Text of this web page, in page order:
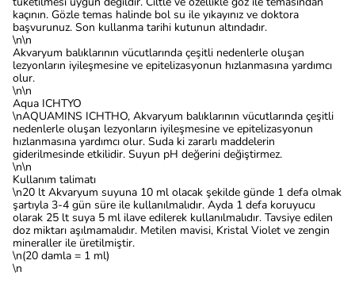
kaçının. Gözle temas halinde bol su ile yıkayınız ve doktora
başvurunuz. Son kullanma tarihi kutunun altındadır.
\n\n
Akvaryum balıklarının vücutlarında çeşitli nedenlerle oluşan
lezyonların iyileşmesine ve epitelizasyonun hızlanmasına yardımcı
olur.
\n\n
Aqua ICHTYO
\nAQUAMINS ICHTHO, Akvaryum balıklarının vücutlarında çeşitli
nedenlerle oluşan lezyonların iyileşmesine ve epitelizasyonun
hızlanmasına yardımcı olur. Suda ki zararlı maddelerin
giderilmesinde etkilidir. Suyun pH değerini değiştirmez.
\n\n
Kullanım talimatı
\n20 lt Akvaryum suyuna 10 ml olacak şekilde günde 1 defa olmak
şartıyla 3-4 gün süre ile kullanılmalıdır. Ayda 1 defa koruyucu
olarak 25 lt suya 5 ml ilave edilerek kullanılmalıdır. Tavsiye edilen
doz miktarı aşılmamalıdır. Metilen mavisi, Kristal Violet ve zengin
mineraller ile üretilmiştir.
\n(20 damla = 1 ml)
\n